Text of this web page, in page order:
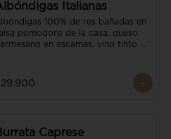
Italianas
100% de res bañadas en
pomodoro de la casa, queso
en escamas, vino tinto y
Caprese